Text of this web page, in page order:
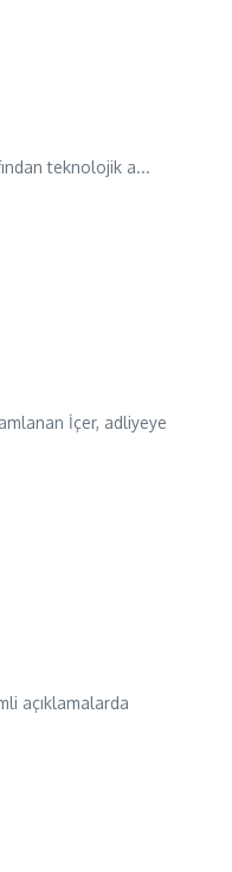
teknolojik a...
İçer, adliyeye
açıklamalarda